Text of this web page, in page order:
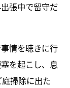
張中で留守だ
情を聴きに行
を起こし、息
掃除に出た